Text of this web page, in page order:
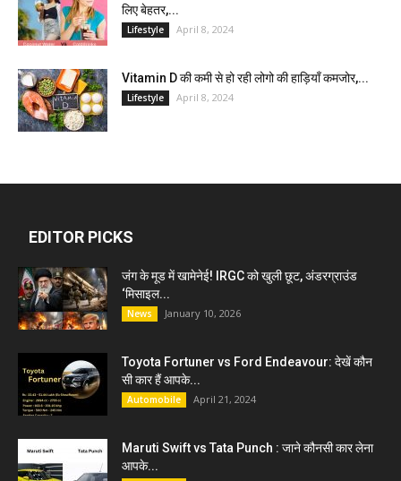
लिए बेहतर,...
Lifestyle April 8, 2024
Vitamin D की कमी से हो रही लोगो की हाड़ियाँ कमजोर,...
Lifestyle April 8, 2024
EDITOR PICKS
जंग के मूड में खामेनेई! IRGC को खुली छूट, अंडरग्राउंड
‘मिसाइल...
News January 10, 2026
Toyota Fortuner vs Ford Endeavour: देखें कौन
सी कार हैं आपके...
Automobile April 21, 2024
Maruti Swift vs Tata Punch : जाने कौनसी कार लेना
आपके...